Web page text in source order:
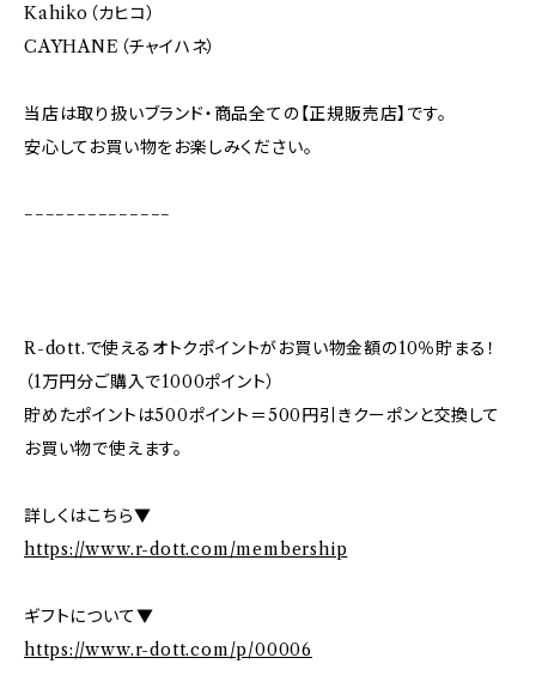
Kahiko（カヒコ）
CAYHANE（チャイハネ）
当店は取り扱いブランド・商品全ての【正規販売店】です。
安心してお買い物をお楽しみください。
−−−−−−−−−−−−−−
R-dott.で使えるオトクポイントがお買い物金額の10％貯まる！
（1万円分ご購入で1000ポイント）
貯めたポイントは500ポイント＝500円引きクーポンと交換して
お買い物で使えます。
詳しくはこちら▼
https://www.r-dott.com/membership
ギフトについて▼
https://www.r-dott.com/p/00006